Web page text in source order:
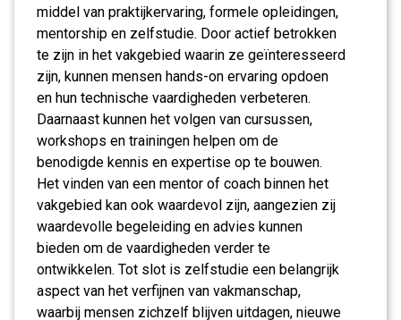
middel van praktijkervaring, formele opleidingen,
mentorship en zelfstudie. Door actief betrokken
te zijn in het vakgebied waarin ze geïnteresseerd
zijn, kunnen mensen hands-on ervaring opdoen
en hun technische vaardigheden verbeteren.
Daarnaast kunnen het volgen van cursussen,
workshops en trainingen helpen om de
benodigde kennis en expertise op te bouwen.
Het vinden van een mentor of coach binnen het
vakgebied kan ook waardevol zijn, aangezien zij
waardevolle begeleiding en advies kunnen
bieden om de vaardigheden verder te
ontwikkelen. Tot slot is zelfstudie een belangrijk
aspect van het verfijnen van vakmanschap,
waarbij mensen zichzelf blijven uitdagen, nieuwe